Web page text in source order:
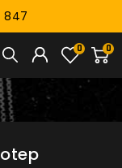
847
0
0